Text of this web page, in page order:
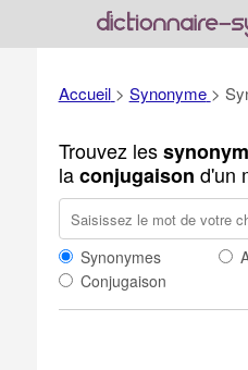
Accueil > Synonyme >
Trouvez les
laconjugaison d'un
Synonymes
Conjugaison